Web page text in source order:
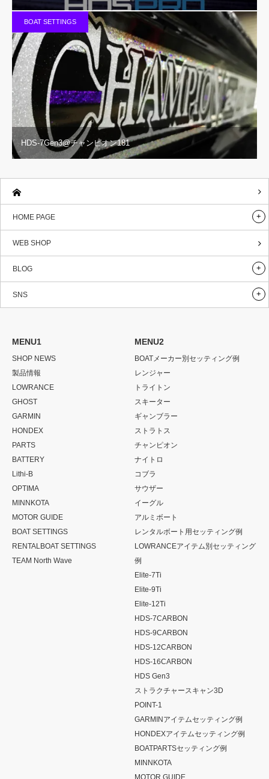
BOAT SETTINGS
HDS-7Gen3@チャンピオン181
HOME PAGE
WEB SHOP
BLOG
SNS
MENU1
SHOP NEWS
製品情報
LOWRANCE
GHOST
GARMIN
HONDEX
PARTS
BATTERY
Lithi-B
OPTIMA
MINNKOTA
MOTOR GUIDE
BOAT SETTINGS
RENTALBOAT SETTINGS
TEAM North Wave
MENU2
BOATメーカー別セッティング例
レンジャー
トライトン
スキーター
ギャンブラー
ストラトス
チャンピオン
ナイトロ
コブラ
サウザー
イーグル
アルミボート
レンタルボート用セッティング例
LOWRANCEアイテム別セッティング
例
Elite-7Ti
Elite-9Ti
Elite-12Ti
HDS-7CARBON
HDS-9CARBON
HDS-12CARBON
HDS-16CARBON
HDS Gen3
ストラクチャースキャン3D
POINT-1
GARMINアイテムセッティング例
HONDEXアイテムセッティング例
BOATPARTSセッティング例
MINNKOTA
MOTOR GUIDE